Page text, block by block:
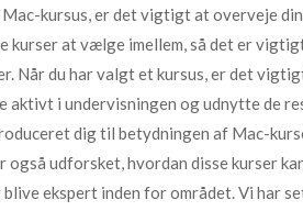
kursus, er det vigtigt at overveje
kurser at vælge imellem, så det er
Når du har valgt et kursus, er det
aktivt i undervisningen og udnytte de
dig til betydningen af Mac-
udforsket, hvordan disse kurser
ekspert inden for området. Vi har